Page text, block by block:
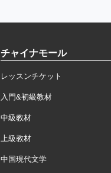
チャイナモール
レッスンチケット
入門&初級教材
中級教材
上級教材
中国現代文学